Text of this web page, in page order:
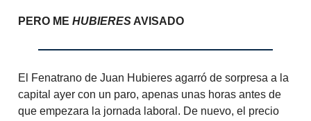
PERO ME HUBIERES AVISADO
El Fenatrano de Juan Hubieres agarró de sorpresa a la
capital ayer con un paro, apenas unas horas antes de
que empezara la jornada laboral. De nuevo, el precio